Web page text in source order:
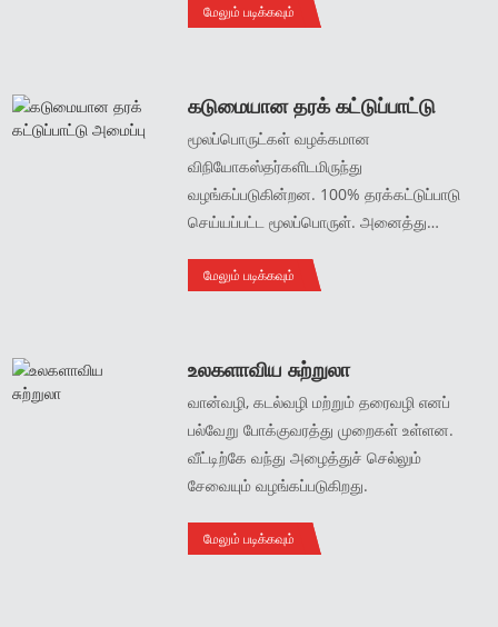
மேலும் படிக்கவும்
கடுமையான தரக் கட்டுப்பாட்டு
அமைப்பு
மூலப்பொருட்கள் வழக்கமான
விநியோகஸ்தர்களிடமிருந்து
வழங்கப்படுகின்றன. 100% தரக்கட்டுப்பாடு
செய்யப்பட்ட மூலப்பொருள். அனைத்து
செய்வதற்காக பல்வேறு சோதனைகள் மற்றும்
தயாராவதற்கு முன்பு கடுமையான
ஆய்வுகளுக்கு உட்படுத்தப்பட வேண்டும்.
மேலும் படிக்கவும்
உலகளாவிய சுற்றுலா
வான்வழி, கடல்வழி மற்றும் தரைவழி எனப்
பல்வேறு போக்குவரத்து முறைகள் உள்ளன.
வீட்டிற்கே வந்து அழைத்துச் செல்லும்
சேவையும் வழங்கப்படுகிறது.
மேலும் படிக்கவும்